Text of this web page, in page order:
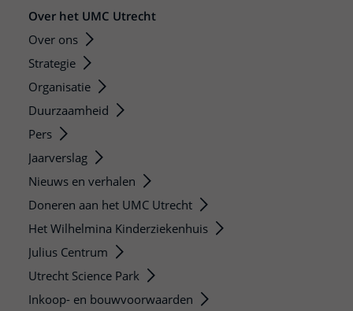
Over het UMC Utrecht
Over ons
Strategie
Organisatie
Duurzaamheid
Pers
Jaarverslag
Nieuws en verhalen
Doneren aan het UMC Utrecht
Het Wilhelmina Kinderziekenhuis
Julius Centrum
Utrecht Science Park
Inkoop- en bouwvoorwaarden